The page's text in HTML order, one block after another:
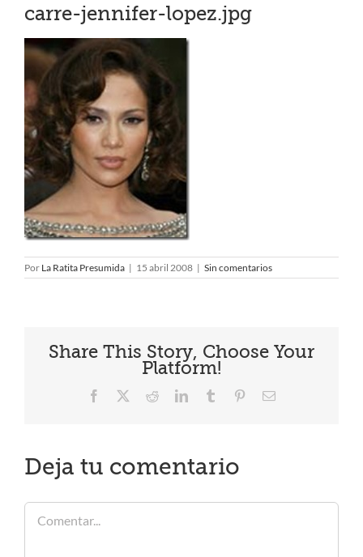
carre-jennifer-lopez.jpg
Por La Ratita Presumida | 15 abril 2008 | Sin comentarios
Share This Story, Choose Your
Platform!
Facebook RedditLinkedInTumblr PinterestCorreo
Deja tu comentario
Comentar